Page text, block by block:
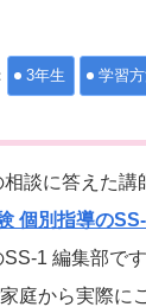
3年生 学習
相談に答えた講
個別指導の
1 編集部で
庭から実際に